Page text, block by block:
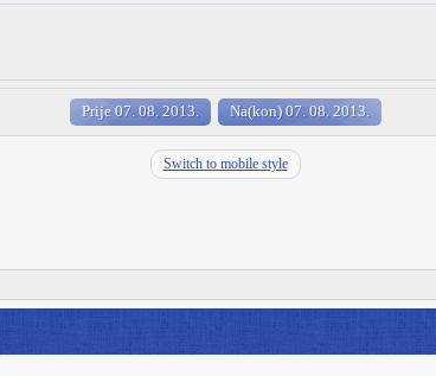
Prije 07. 08. 2013. Na(kon) 07. 08. 2013.
Switch to mobile style